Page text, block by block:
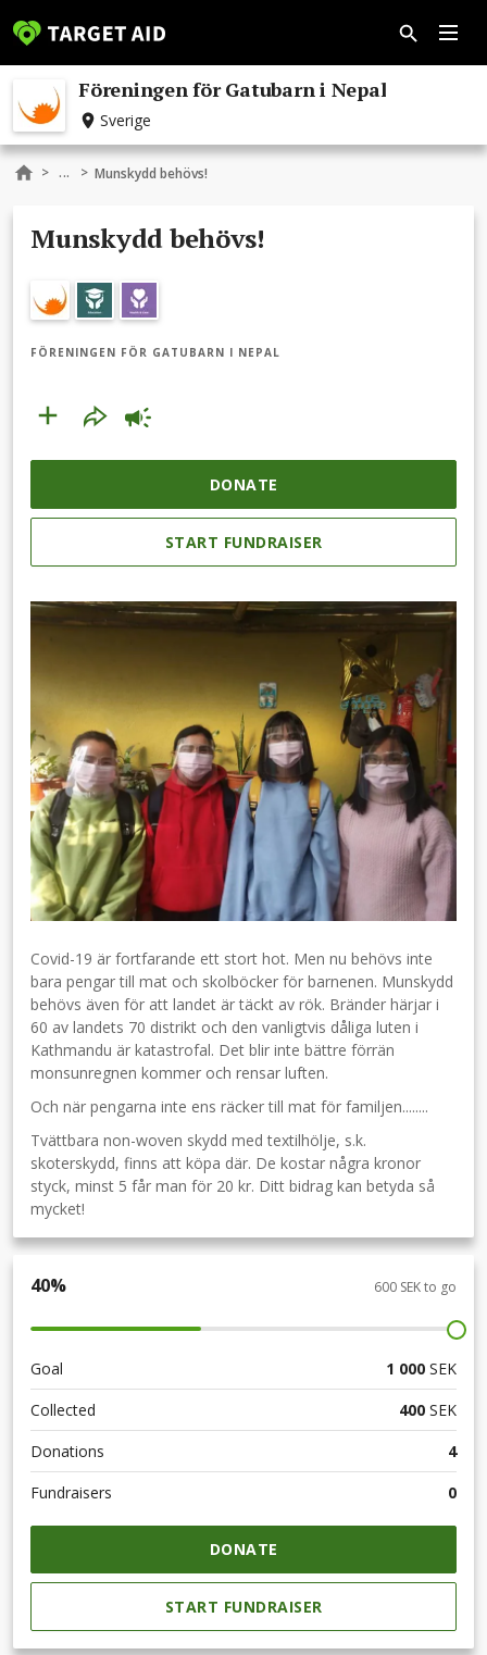
Föreningen för Gatubarn i Nepal
Sverige
> ... > Munskydd behövs!
Munskydd behövs!
FÖRENINGEN FÖR GATUBARN I NEPAL
DONATE
START FUNDRAISER
Covid-19 är fortfarande ett stort hot. Men nu behövs inte
bara pengar till mat och skolböcker för barnenen. Munskydd
behövs även för att landet är täckt av rök. Bränder härjar i
60 av landets 70 distrikt och den vanligtvis dåliga luten i
Kathmandu är katastrofal. Det blir inte bättre förrän
monsunregnen kommer och rensar luften.
Och när pengarna inte ens räcker till mat för familjen........
Tvättbara non-woven skydd med textilhölje, s.k.
skoterskydd, finns att köpa där. De kostar några kronor
styck, minst 5 får man för 20 kr. Ditt bidrag kan betyda så
mycket!
40% 600 SEK to go
Goal 1 000 SEK
Collected
400 SEK
Donations
4
Fundraisers
0
DONATE
START FUNDRAISER